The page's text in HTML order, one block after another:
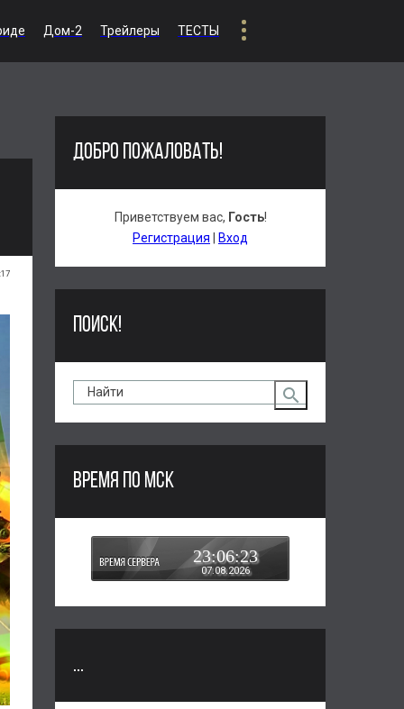
Дом-2 Трейлеры ТЕСТЫ
ДОБРО ПОЖАЛОВАТЬ!
Приветствуем вас, Гость!
Регистрация
Вход
ПОИСК!
ВРЕМЯ ПО МСК
23:06:25
07.08.2026
...